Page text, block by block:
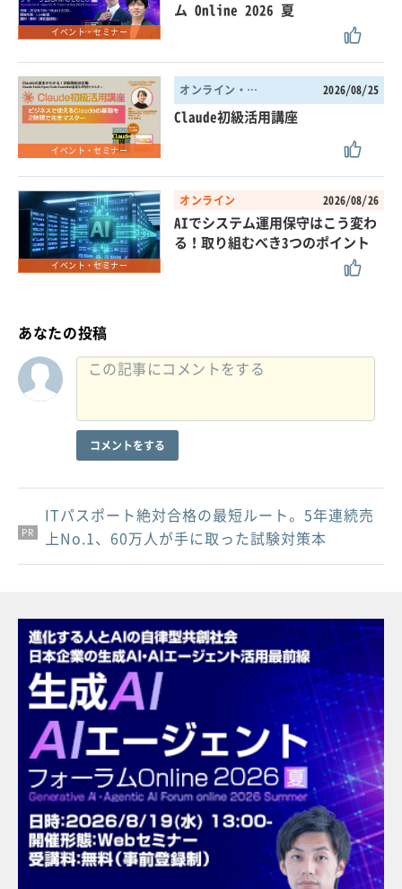
イベント・セミナー
ム Online 2026 夏
イベント・セミナー
オンライン・東京都 2026/08/25
Claude初級活用講座
イベント・セミナー
オンライン 2026/08/26
AIでシステム運用保守はこう変わ
る！取り組むべき3つのポイント
あなたの投稿
コメントをする
PR
PR
PR
ITパスポート絶対合格の最短ルート。5年連続売
上No.1、60万人が手に取った試験対策本